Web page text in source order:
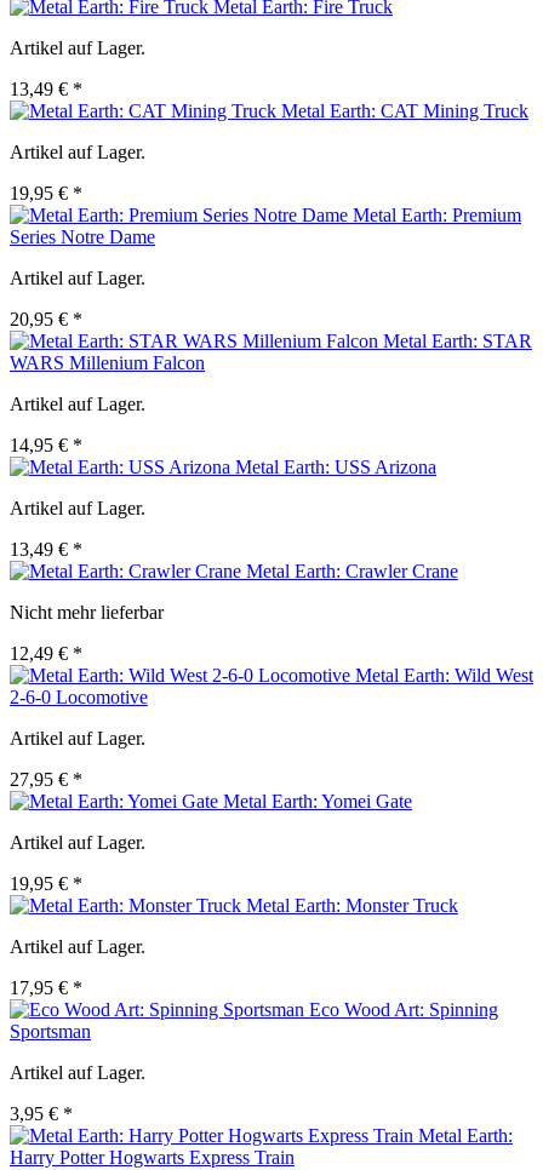
Metal Earth: Fire Truck
Artikel auf Lager.
13,49 € *
Metal Earth: CAT Mining Truck
Artikel auf Lager.
19,95 € *
Metal Earth: Premium
Series Notre Dame
Artikel auf Lager.
20,95 € *
Metal Earth: STAR
WARS Millenium Falcon
Artikel auf Lager.
14,95 € *
Metal Earth: USS Arizona
Artikel auf Lager.
13,49 € *
Metal Earth: Crawler Crane
Nicht mehr lieferbar
12,49 € *
Metal Earth: Wild West
2-6-0 Locomotive
Artikel auf Lager.
27,95 € *
Metal Earth: Yomei Gate
Artikel auf Lager.
19,95 € *
Metal Earth: Monster Truck
Artikel auf Lager.
17,95 € *
Eco Wood Art: Spinning
Sportsman
Artikel auf Lager.
3,95 € *
Metal Earth:
Harry Potter Hogwarts Express Train